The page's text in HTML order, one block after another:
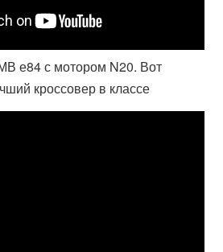
е84 с мотором N20. Вот
кроссовер в классе